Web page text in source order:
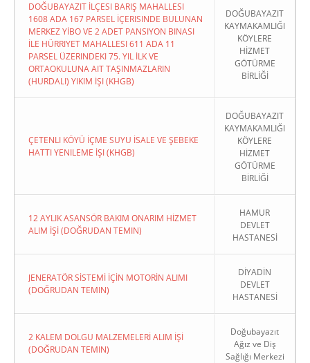
DOĞUBAYAZIT İLÇESI BARIŞ MAHALLESI
1608 ADA 167 PARSEL İÇERISINDE BULUNAN
MERKEZ YİBO VE 2 ADET PANSIYON BINASI
İLE HÜRRIYET MAHALLESI 611 ADA 11
PARSEL ÜZERINDEKI 75. YIL İLK VE
ORTAOKULUNA AIT TAŞINMAZLARIN
(HURDALI) YIKIM İŞI (KHGB)
DOĞUBAYAZIT
KAYMAKAMLIĞI
KÖYLERE
HİZMET
GÖTÜRME
BİRLİĞİ
ÇETENLI KÖYÜ İÇME SUYU İSALE VE ŞEBEKE
HATTI YENILEME İŞI (KHGB)
DOĞUBAYAZIT
KAYMAKAMLIĞI
KÖYLERE
HİZMET
GÖTÜRME
BİRLİĞİ
12 AYLIK ASANSÖR BAKIM ONARIM HİZMET
ALIM İŞİ (DOĞRUDAN TEMIN)
HAMUR
DEVLET
HASTANESİ
JENERATÖR SİSTEMİ İÇİN MOTORİN ALIMI
(DOĞRUDAN TEMIN)
DİYADİN
DEVLET
HASTANESİ
2 KALEM DOLGU MALZEMELERİ ALIM İŞİ
(DOĞRUDAN TEMIN)
Doğubayazıt
Ağız ve Diş
Sağlığı Merkezi